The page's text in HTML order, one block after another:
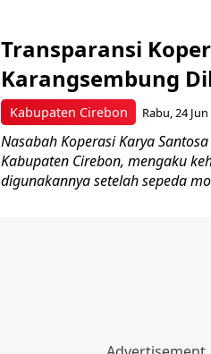
Kabupaten Cirebon
Transparansi
Karangsembung
Rabu, 24
Nasabah Koperasi Karya
Kabupaten Cirebon, mengaku
digunakannya setelah sepeda